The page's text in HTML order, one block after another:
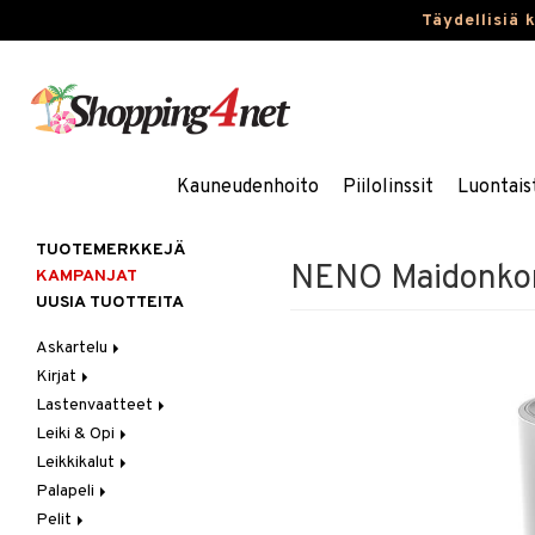
Täydellisiä
Kauneudenhoito Piilolinssit
NENO
TUOTEMERKKEJÄ
KAMPANJAT
UUSIA TUOTTEITA
Askartelu
Askartelumateriaalit
Askartelusetti
Helmet
Koulutarvikkeet
Muovailuvaha
Piirrä ja maalaa
Kirjat
Askartelukirjat
Maalauskirjat
Päiväkirjat
Lastenvaatteet
Alaosat
Leggingsit
Alusvaatteet & Sukat
Kengät
Mekot
Leiki & Opi
Opetuslelut
Oppimispelit
Soittimet
Leikkikalut
Ajoneuvot
Autoradat
Eläimet
Palapeli
1000 palaa
Pelit